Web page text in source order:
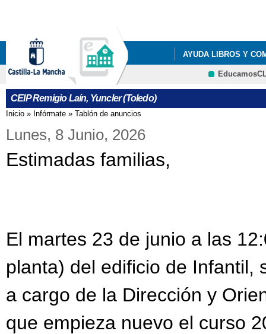
AYUDA LIBROS Y
LISTADOS DE
CEIP Remigio Laín, Yuncler (Toledo)
Se encuentra usted aquí
Inicio » Infórmate » Tablón de anuncios
Lunes, 8 Junio, 2026
Estimadas familias,
El martes 23 de junio a las
planta) del edificio de Infantil,
a cargo de la Dirección y
que empieza nuevo el curso